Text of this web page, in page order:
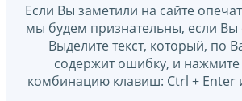
Если Вы заметили на сайте
мы будем признательны, если
Выделите текст, который, по
содержит ошибку, и нажмите
комбинацию клавиш: Ctrl + Enter